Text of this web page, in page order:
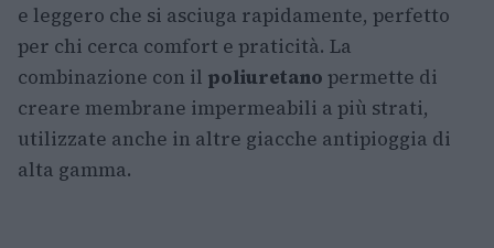
e leggero che si asciuga rapidamente, perfetto
per chi cerca comfort e praticità. La
combinazione con il poliuretano permette di
creare membrane impermeabili a più strati,
utilizzate anche in altre giacche antipioggia di
alta gamma.